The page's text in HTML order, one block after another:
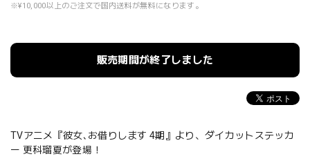
※¥10,000以上のご注文で国内送料が無料になります。
販売期間が終了しました
TVアニメ『彼女､お借りします 4期』より、ダイカットステッカ
ー 更科瑠夏が登場！